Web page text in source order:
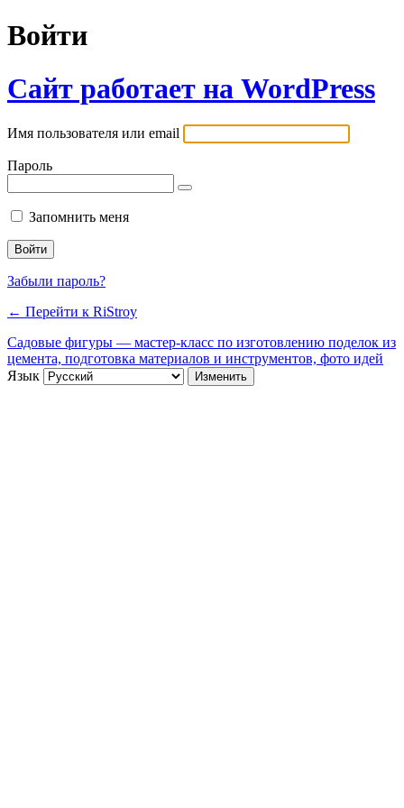
Войти
Сайт работает на WordPress
Имя пользователя или email
Пароль
Запомнить меня
Забыли пароль?
← Перейти к RiStroy
Садовые фигуры — мастер-класс по изготовлению поделок из
цемента, подготовка материалов и инструментов, фото идей
Язык